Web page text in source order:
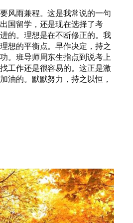
风雨兼程。这是我常说的一句
国留学，还是现在选择了考
的。理想是在不断修正的。我
想的平衡点。早作决定，持之
。班导师周东生指点到说考上
工作还是很容易的。这正是激
油的。默默努力，持之以恒，